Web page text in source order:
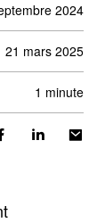
2024
21 mars 2025
1 minute